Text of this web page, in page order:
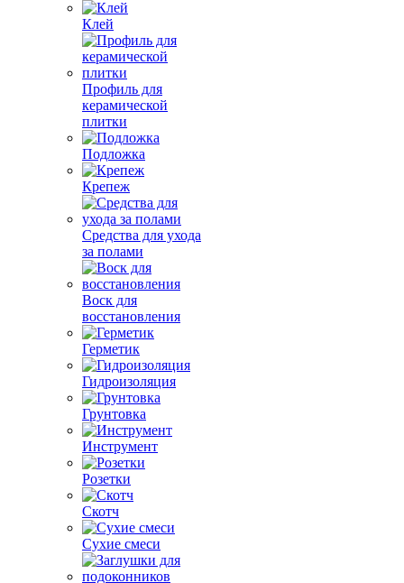
Клей
Профиль для
керамической
плитки
Подложка
Крепеж
Средства для ухода
за полами
Воск для
восстановления
Герметик
Гидроизоляция
Грунтовка
Инструмент
Розетки
Скотч
Сухие смеси